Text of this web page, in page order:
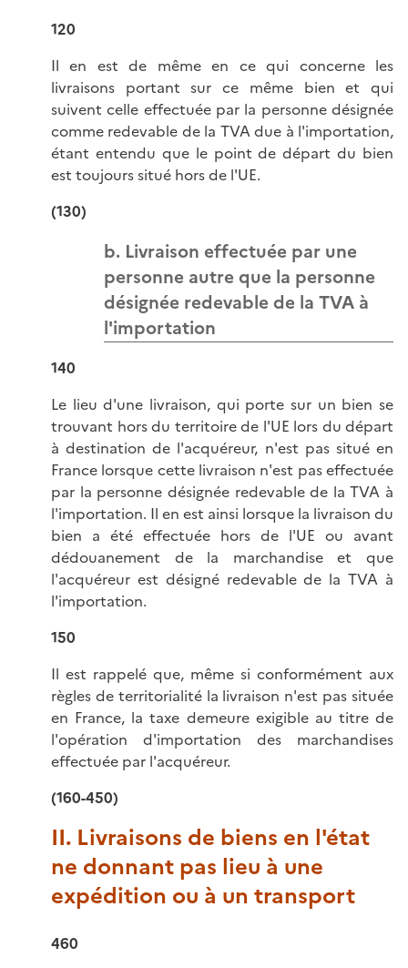
120
Il en est de même en ce qui concerne les
livraisons portant sur ce même bien et qui
suivent celle effectuée par la personne désignée
comme redevable de la TVA due à l'importation,
étant entendu que le point de départ du bien
est toujours situé hors de l'UE.
(130)
b. Livraison effectuée par une
personne autre que la personne
désignée redevable de la TVA à
l'importation
140
Le lieu d'une livraison, qui porte sur un bien se
trouvant hors du territoire de l'UE lors du départ
à destination de l'acquéreur, n'est pas situé en
France lorsque cette livraison n'est pas effectuée
par la personne désignée redevable de la TVA à
l'importation. Il en est ainsi lorsque la livraison du
bien a été effectuée hors de l'UE ou avant
dédouanement de la marchandise et que
l'acquéreur est désigné redevable de la TVA à
l'importation.
150
Il est rappelé que, même si conformément aux
règles de territorialité la livraison n'est pas située
en France, la taxe demeure exigible au titre de
l'opération d'importation des marchandises
effectuée par l'acquéreur.
(160-450)
II. Livraisons de biens en l'état
ne donnant pas lieu à une
expédition ou à un transport
460